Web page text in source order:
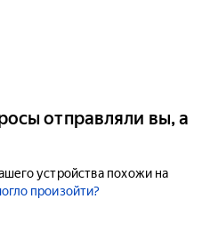
отправляли вы, а
устройства похожи на
произойти?